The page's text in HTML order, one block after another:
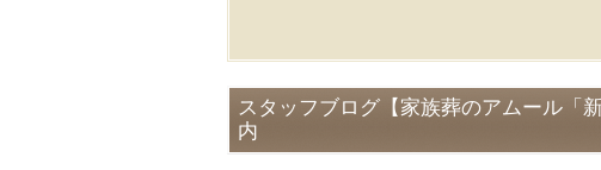
スタッフブログ【家族葬のアムール「
内